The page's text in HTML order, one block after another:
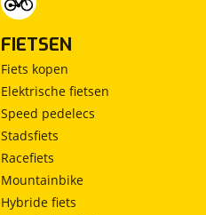
FIETSEN
Fiets kopen
Elektrische fietsen
Speed pedelecs
Stadsfiets
Racefiets
Mountainbike
Hybride fiets